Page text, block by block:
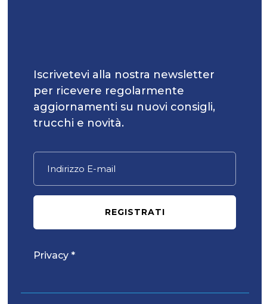
Iscrivetevi alla nostra newsletter
per ricevere regolarmente
aggiornamenti su nuovi consigli,
trucchi e novità.
REGISTRATI
Privacy *